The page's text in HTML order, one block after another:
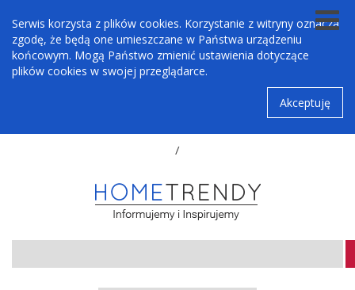
Serwis korzysta z plików cookies. Korzystanie z witryny oznacza
zgodę, że będą one umieszczane w Państwa urządzeniu
końcowym. Mogą Państwo zmienić ustawienia dotyczące
plików cookies w swojej przeglądarce.
Akceptuję
/